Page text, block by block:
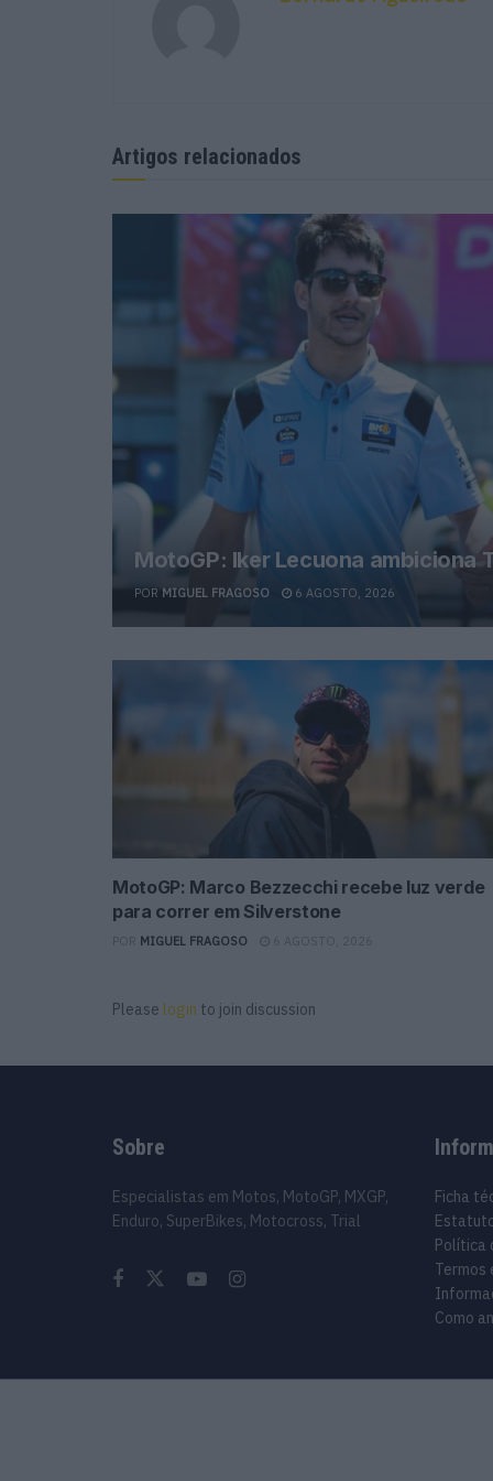
Artigos relacionados
MotoGP: Iker Lecuona ambiciona
POR MIGUEL FRAGOSO 6 AGOSTO, 2026
MotoGP: Marco Bezzecchi recebe luz verde
para correr em Silverstone
MIGUEL FRAGOSO 6 AGOSTO, 2026
Please login to join discussion
Sobre
Especialistas em Motos, MotoGP, MXGP,
Enduro, SuperBikes, Motocross, Trial
Ficha
Política
Termos
Como